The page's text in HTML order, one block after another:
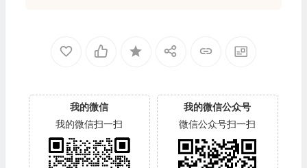
我的微信
我的微信扫一扫
我的微信公众号
微信公众号扫一扫